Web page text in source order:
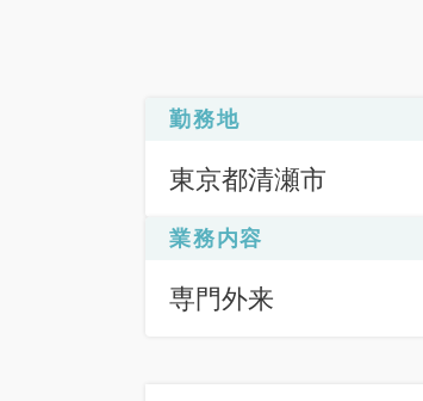
勤務地
東京都清瀬市
業務内容
専門外来